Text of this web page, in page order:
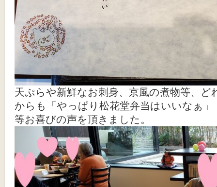
天ぷらや新鮮なお刺身、京風の煮物等、ど
からも「やっぱり松花堂弁当はいいなぁ」
等お喜びの声を頂きました。